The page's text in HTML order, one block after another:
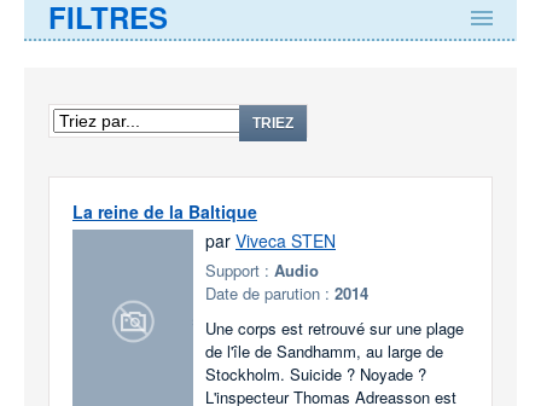
FILTRES
TRIEZ
La reine de la Baltique
par Viveca STEN
Support : Audio
Date de parution : 2014
Une corps est retrouvé sur une plage
de l'île de Sandhamm, au large de
Stockholm. Suicide ? Noyade ?
L'inspecteur Thomas Adreasson est